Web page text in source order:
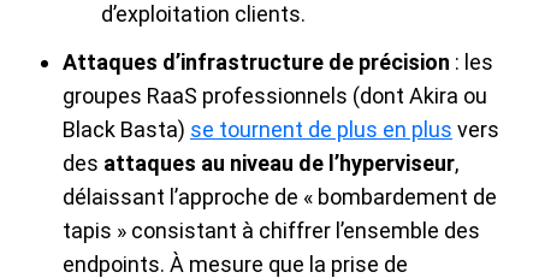
d’exploitation clients.
Attaques d’infrastructure de précision : les
groupes RaaS professionnels (dont Akira ou
Black Basta) se tournent de plus en plus vers
des attaques au niveau de l’hyperviseur,
délaissant l’approche de « bombardement de
tapis » consistant à chiffrer l’ensemble des
endpoints. À mesure que la prise de